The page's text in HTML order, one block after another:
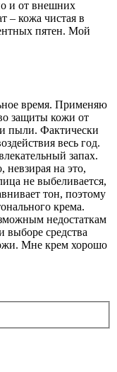
и от внешних
– кожа чистая в
пятен. Мой
время. Применяю
защиты кожи от
пыли. Фактически
весь год.
запах.
невзирая на это,
не выбеливается,
тон, поэтому
крема.
недостаткам
выборе средства
Мне крем хорошо